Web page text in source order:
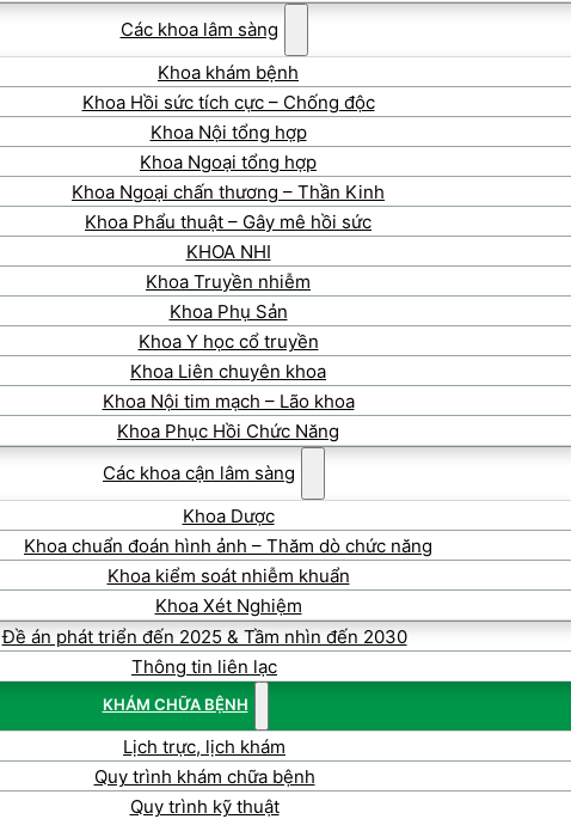
Các khoa lâm sàng
Khoa khám bệnh
Khoa Hồi sức tích cực – Chống độc
Khoa Nội tổng hợp
Khoa Ngoại tổng hợp
Khoa Ngoại chấn thương – Thần Kinh
Khoa Phẩu thuật – Gây mê hồi sức
KHOA NHI
Khoa Truyền nhiễm
Khoa Phụ Sản
Khoa Y học cổ truyền
Khoa Liên chuyên khoa
Khoa Nội tim mạch – Lão khoa
Khoa Phục Hồi Chức Năng
Các khoa cận lâm sàng
Khoa Dược
Khoa chuẩn đoán hình ảnh – Thăm dò chức năng
Khoa kiểm soát nhiễm khuẩn
Khoa Xét Nghiệm
Đề án phát triển đến 2025 & Tầm nhìn đến 2030
Thông tin liên lạc
KHÁM CHỮA BỆNH
Lịch trực, lịch khám
Quy trình khám chữa bệnh
Quy trình kỹ thuật